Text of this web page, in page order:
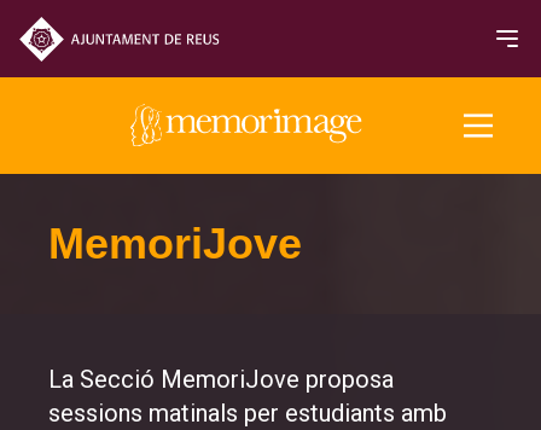
Edició 2025
NOTICIES
PROGRAMACIÓ
MemoriJove
La Secció MemoriJove proposa
sessions matinals per estudiants amb